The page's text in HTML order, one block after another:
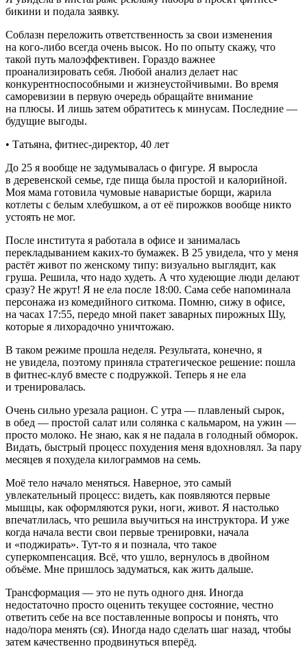
бикини и подала заявку.
Соблазн переложить ответственность за свои изменения
на кого-либо всегда очень высок. Но по опыту скажу, что
такой путь малоэффективен. Гораздо важнее
проанализировать себя. Любой анализ делает нас
конкурентноспособными и жизнеустойчивыми. Во время
саморевизии в первую очередь обращайте внимание
на плюсы. И лишь затем обратитесь к минусам. Последние —
будущие выгоды.
• Татьяна, фитнес-директор, 40 лет
До 25 я вообще не задумывалась о фигуре. Я выросла
в деревенской семье, где пища была простой и калорийной.
Моя мама готовила чумовые наваристые борщи, жарила
котлеты с белым хлебушком, а от её пирожков вообще никто
устоять не мог.
После института я работала в офисе и занималась
перекладыванием каких-то бумажек. В 25 увидела, что у меня
растёт живот по женскому типу: визуально выглядит, как
груша. Решила, что надо худеть. А что худеющие люди делают
сразу? Не жрут! Я не ела после 18:00. Сама себе напоминала
персонажа из комедийного ситкома. Помню, сижу в офисе,
на часах 17:55, передо мной пакет заварных пирожных Шу,
которые я лихорадочно уничтожаю.
В таком режиме прошла неделя. Результата, конечно, я
не увидела, поэтому приняла стратегическое решение: пошла
в фитнес-клуб вместе с подружкой. Теперь я не ела
и тренировалась.
Очень сильно урезала рацион. С утра — плавленый сырок,
в обед — простой салат или солянка с кальмаром, на ужин —
просто молоко. Не знаю, как я не падала в голодный обморок.
Видать, быстрый процесс похудения меня вдохновлял. За пару
месяцев я похудела килограммов на семь.
Моё тело начало меняться. Наверное, это самый
увлекательный процесс: видеть, как появляются первые
мышцы, как оформляются руки, ноги, живот. Я настолько
впечатлилась, что решила выучиться на инструктора. И уже
когда начала вести свои первые тренировки, начала
и «поджирать». Тут-то я и познала, что такое
суперкомпенсация. Всё, что ушло, вернулось в двойном
объёме. Мне пришлось задуматься, как жить дальше.
Трансформация — это не путь одного дня. Иногда
недостаточно просто оценить текущее состояние, честно
ответить себе на все поставленные вопросы и понять, что
надо/пора менять (ся). Иногда надо сделать шаг назад, чтобы
затем качественно продвинуться вперёд.